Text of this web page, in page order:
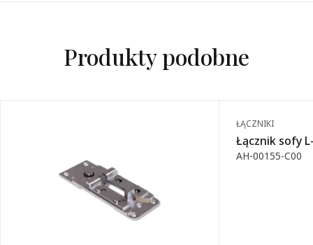
Produkty podobne
ŁĄCZNIKI
Łącznik sofy
AH-00155-C00